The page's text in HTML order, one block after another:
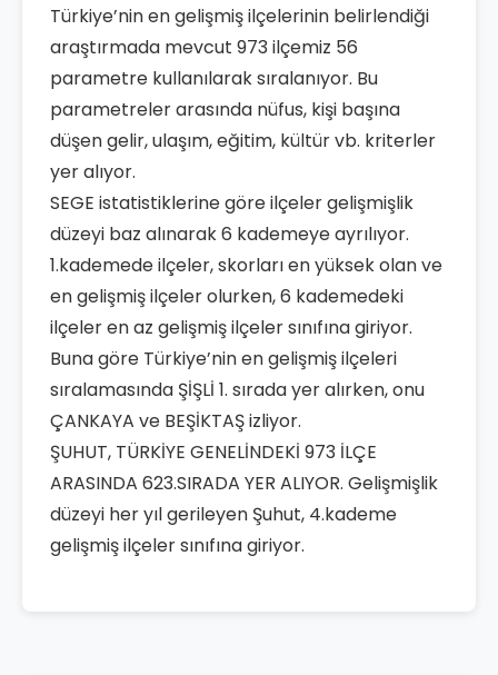
Türkiye’nin en gelişmiş ilçelerinin belirlendiği
araştırmada mevcut 973 ilçemiz 56
parametre kullanılarak sıralanıyor. Bu
parametreler arasında nüfus, kişi başına
düşen gelir, ulaşım, eğitim, kültür vb. kriterler
yer alıyor.
SEGE istatistiklerine göre ilçeler gelişmişlik
düzeyi baz alınarak 6 kademeye ayrılıyor.
1.kademede ilçeler, skorları en yüksek olan ve
en gelişmiş ilçeler olurken, 6 kademedeki
ilçeler en az gelişmiş ilçeler sınıfına giriyor.
Buna göre Türkiye’nin en gelişmiş ilçeleri
sıralamasında ŞİŞLİ 1. sırada yer alırken, onu
ÇANKAYA ve BEŞİKTAŞ izliyor.
ŞUHUT, TÜRKİYE GENELİNDEKİ 973 İLÇE
ARASINDA 623.SIRADA YER ALIYOR. Gelişmişlik
düzeyi her yıl gerileyen Şuhut, 4.kademe
gelişmiş ilçeler sınıfına giriyor.